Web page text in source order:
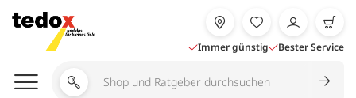
Inhalt
springen
Immer günstig Bester Service
Shop